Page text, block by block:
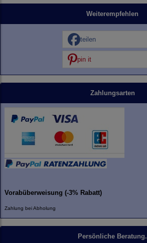
Weiterempfehlen
teilen
pin it
Zahlungsarten
Vorabüberweisung (-3% Rabatt)
Zahlung bei Abholung
Persönliche Beratung.